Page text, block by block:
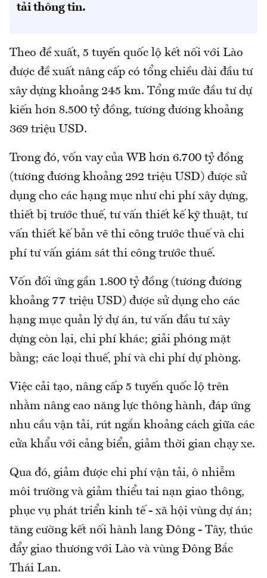
tải thông tin.
Theo đề xuất, 5 tuyến quốc lộ kết nối với Lào
được đề xuất nâng cấp có tổng chiều dài đầu tư
xây dựng khoảng 245 km. Tổng mức đầu tư dự
kiến hơn 8.500 tỷ đồng, tương đương khoảng
369 triệu USD.
Trong đó, vốn vay của WB hơn 6.700 tỷ đồng
(tương đương khoảng 292 triệu USD) được sử
dụng cho các hạng mục như chi phí xây dựng,
thiết bị trước thuế, tư vấn thiết kế kỹ thuật, tư
vấn thiết kế bản vẽ thi công trước thuế và chi
phí tư vấn giám sát thi công trước thuế.
Vốn đối ứng gần 1.800 tỷ đồng (tương đương
khoảng 77 triệu USD) được sử dụng cho các
hạng mục quản lý dự án, tư vấn đầu tư xây
dựng còn lại, chi phí khác; giải phóng mặt
bằng; các loại thuế, phí và chi phí dự phòng.
Việc cải tạo, nâng cấp 5 tuyến quốc lộ trên
nhằm nâng cao năng lực thông hành, đáp ứng
nhu cầu vận tải, rút ngắn khoảng cách giữa các
cửa khẩu với cảng biển, giảm thời gian chạy xe.
Qua đó, giảm được chi phí vận tải, ô nhiễm
môi trường và giảm thiểu tai nạn giao thông,
phục vụ phát triển kinh tế - xã hội vùng dự án;
tăng cường kết nối hành lang Đông - Tây, thúc
đẩy giao thương với Lào và vùng Đông Bắc
Thái Lan.